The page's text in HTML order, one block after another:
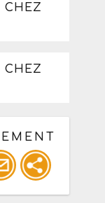
CHEZ
CHEZ
pour un